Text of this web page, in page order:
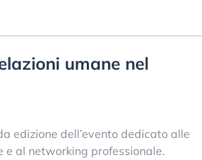
umane nel
edizione dell’evento dedicato alle
e al networking professionale.